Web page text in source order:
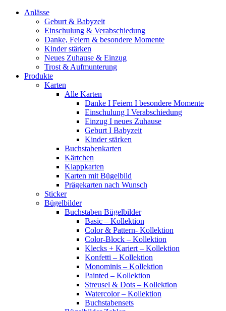
Anlässe
Geburt & Babyzeit
Einschulung & Verabschiedung
Danke, Feiern & besondere Momente
Kinder stärken
Neues Zuhause & Einzug
Trost & Aufmunterung
Produkte
Karten
Alle Karten
Danke I Feiern I besondere Momente
Einschulung I Verabschiedung
Einzug I neues Zuhause
Geburt I Babyzeit
Kinder stärken
Buchstabenkarten
Kärtchen
Klappkarten
Karten mit Bügelbild
Prägekarten nach Wunsch
Sticker
Bügelbilder
Buchstaben Bügelbilder
Basic – Kollektion
Color & Pattern- Kollektion
Color-Block – Kollektion
Klecks + Kariert – Kollektion
Konfetti – Kollektion
Monominis – Kollektion
Painted – Kollektion
Streusel & Dots – Kollektion
Watercolor – Kollektion
Buchstabensets